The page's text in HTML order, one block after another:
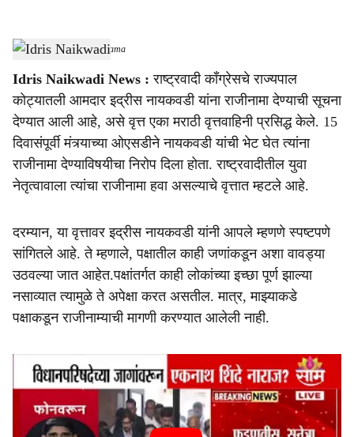
a
r
e
Idris Naikwadi-sarkarnama
Idris Naikwadi News : राष्ट्रवादी काँग्रेसचे राज्यपाल
कोट्यातली आमदार इद्रीस नायकवडी यांना राजीनामा देण्याची सूचना
देण्यात आली आहे, असे वृत्त एका मराठी वृत्तवाहिनी प्रसिद्ध केले. 15
दिवासंपूर्वी मंत्र्याच्या ओएसडीने नायकवडी यांची भेट घेत त्यांना
राजीनामा देण्याविषयीचा निरोप दिला होता. राष्ट्रवादीतील युवा
नेतृत्वावाला त्यांचा राजीनामा हवा असल्याचे वृत्तात म्हटले आहे.
दरम्यान, या वृत्तावर इद्रीस नायकवडी यांनी आपले म्हणणे स्पष्टपणे
सांगितले आहे. ते म्हणाले, पक्षातील काही जणांकडून अशा वावड्या
उठवल्या जात आहेत.पक्षांतर्गत काही लोकांच्या इच्छा पूर्ण झाल्या
नसाव्यात त्यामुळे ते अपेक्षा करत असतील. मात्र, माझ्याकडे
पक्षाकडून राजीनाम्याची मागणी करण्यात आलेली नाही.